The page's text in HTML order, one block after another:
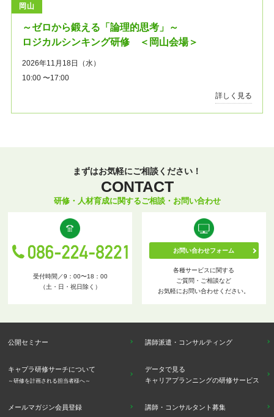
岡山
～ゼロから鍛える「論理的思考」～
ロジカルシンキング研修 ＜岡山会場＞
2026年11月18日（水）
10:00 〜17:00
詳しく見る
まずはお気軽にご相談ください！
CONTACT
研修・人材育成に関するご相談・お問い合わせ
受付時間／9：00〜18：00
（土・日・祝日除く）
お問い合わせフォーム
各種サービスに関する
ご質問・ご相談など
お気軽にお問い合わせください。
公開セミナー 講師派遣・コンサルティング
キャプラ研修サーチについて
～研修を計画される担当者様へ～
データで見る
キャリアプランニングの研修サービス
メールマガジン会員登録 講師・コンサルタント募集